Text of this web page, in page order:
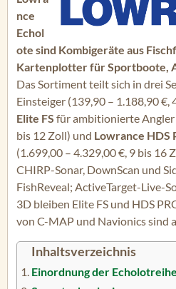
nce
Echol
ote sind Kombigeräte aus
Kartenplotter für Sportboote,
Das Sortiment teilt sich in drei
Einsteiger (139,90 – 1.188,90 €,
Elite FS für ambitionierte Angler
bis 12 Zoll) und Lowrance HDS
(1.699,00 – 4.329,00 €, 9 bis 16
CHIRP-Sonar, DownScan und
FishReveal; ActiveTarget-Live-
3D bleiben Elite FS und HDS
von C-MAP und Navionics sind
Inhaltsverzeichnis
Einordnung der